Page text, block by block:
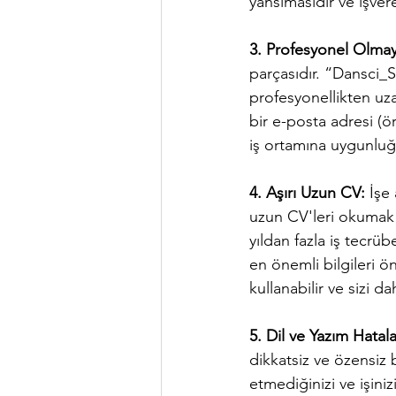
3. Profesyonel
parçasıdır.
profesyonellikten
bir e-posta adresi
iş ortamına
4. Aşırı Uzun CV: İşe
uzun CV'leri
yıldan fazla iş
en önemli bilgileri ön
kullanabilir ve sizi
5. Dil ve Yazım
dikkatsiz ve özensiz
etmediğinizi ve